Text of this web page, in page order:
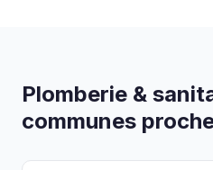
Plomberie &
communes